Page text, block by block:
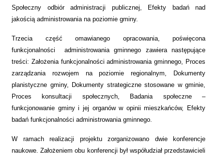
Społeczny odbiór administracji publicznej, Efekty badań nad
jakością administrowania na poziomie gminy.
Trzecia część omawianego opracowania, poświęcona
funkcjonalności administrowania gminnego zawiera następujące
treści: Założenia funkcjonalności administrowania gminnego, Proces
zarządzania rozwojem na poziomie regionalnym, Dokumenty
planistyczne gminy, Dokumenty strategiczne stosowane w gminie,
Proces konsultacji społecznych, Badania społeczne –
funkcjonowanie gminy i jej organów w opinii mieszkańców, Efekty
badań funkcjonalności administrowania gminnego.
W ramach realizacji projektu zorganizowano dwie konferencje
naukowe. Założeniem obu konferencji był współudział przedstawicieli